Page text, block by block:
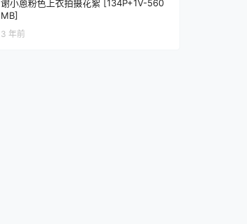
谢小蒽粉色上衣拍摄花絮 [134P+1V-560
MB]
3 年前